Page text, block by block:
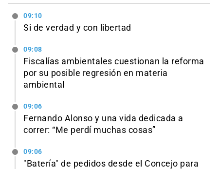
09:10
Si de verdad y con libertad
09:08
Fiscalías ambientales cuestionan la reforma
por su posible regresión en materia
ambiental
09:06
Fernando Alonso y una vida dedicada a
correr: “Me perdí muchas cosas”
09:06
"Batería" de pedidos desde el Concejo para